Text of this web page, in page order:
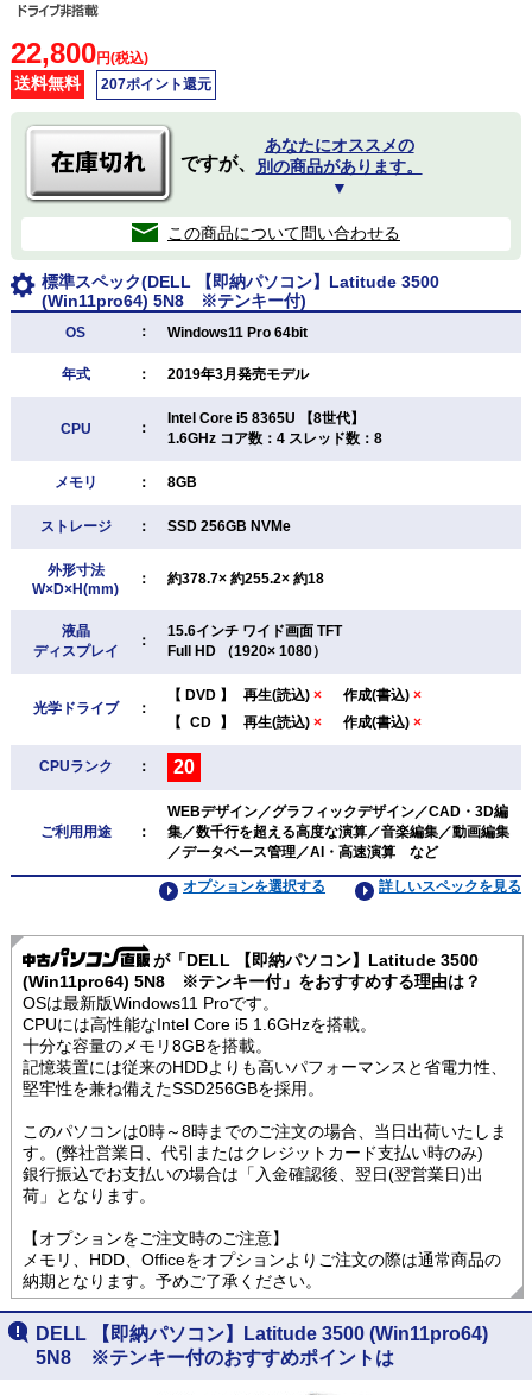
22,800円(税込)
送料無料 207ポイント還元
ですが、
あなたにオススメの
別の商品があります。
▼
この商品について問い合わせる
標準スペック(DELL 【即納パソコン】Latitude 3500
(Win11pro64) 5N8 ※テンキー付)
OS ： Windows11 Pro 64bit
年式 ： 2019年3月発売モデル
CPU ：
Intel Core i5 8365U 【8世代】
1.6GHz コア数：4 スレッド数：8
メモリ ： 8GB
ストレージ ： SSD 256GB NVMe
外形寸法
W×D×H(mm)
： 約378.7× 約255.2× 約18
液晶
ディスプレイ
：
15.6インチ ワイド画面 TFT
Full HD （1920× 1080）
光学ドライブ ：
【 DVD 】 再生(読込) × 作成(書込) ×
【 CD 】 再生(読込) × 作成(書込) ×
CPUランク ： 20
ご利用用途 ：
WEBデザイン／グラフィックデザイン／CAD・3D編
集／数千行を超える高度な演算／音楽編集／動画編集
／データベース管理／AI・高速演算 など
詳しいスペックを見る
オプションを選択する
が「DELL 【即納パソコン】Latitude 3500
(Win11pro64) 5N8 ※テンキー付」をおすすめする理由は？
OSは最新版Windows11 Proです。
CPUには高性能なIntel Core i5 1.6GHzを搭載。
十分な容量のメモリ8GBを搭載。
記憶装置には従来のHDDよりも高いパフォーマンスと省電力性、
堅牢性を兼ね備えたSSD256GBを採用。
このパソコンは0時～8時までのご注文の場合、当日出荷いたしま
す。(弊社営業日、代引またはクレジットカード支払い時のみ)
銀行振込でお支払いの場合は「入金確認後、翌日(翌営業日)出
荷」となります。
【オプションをご注文時のご注意】
メモリ、HDD、Officeをオプションよりご注文の際は通常商品の
納期となります。予めご了承ください。
DELL 【即納パソコン】Latitude 3500 (Win11pro64)
5N8 ※テンキー付のおすすめポイントは